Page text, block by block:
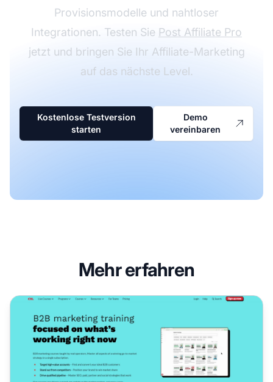
Provisionsmodelle und nahtloser
Integrationen. Testen Sie Post Affiliate Pro
jetzt und bringen Sie Ihr Affiliate-Marketing
auf das nächste Level.
Kostenlose Testversion
starten
Demo
vereinbaren
Mehr erfahren
CXL Affiliate-Programm